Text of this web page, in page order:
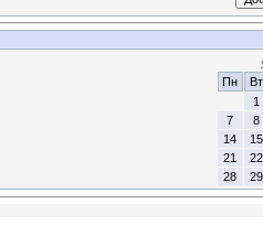
Пн
Вт
1
7
8
14
15
21
22
28
29